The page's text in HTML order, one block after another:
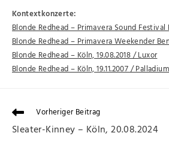
Kontextkonzerte:
Blonde Redhead – Primavera Sound Festival
Blonde Redhead – Primavera Weekender
Blonde Redhead – Köln, 19.08.2018 / Luxor
Blonde Redhead – Köln, 19.11.2007 / Palladium
Vorheriger Beitrag
Sleater-Kinney – Köln, 20.08.2024